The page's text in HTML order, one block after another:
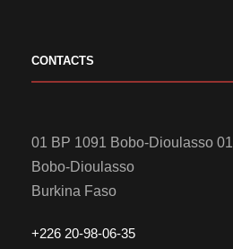
CONTACTS
01 BP 1091 Bobo-Dioulasso 01
Bobo-Dioulasso
Burkina Faso
+226 20-98-06-35